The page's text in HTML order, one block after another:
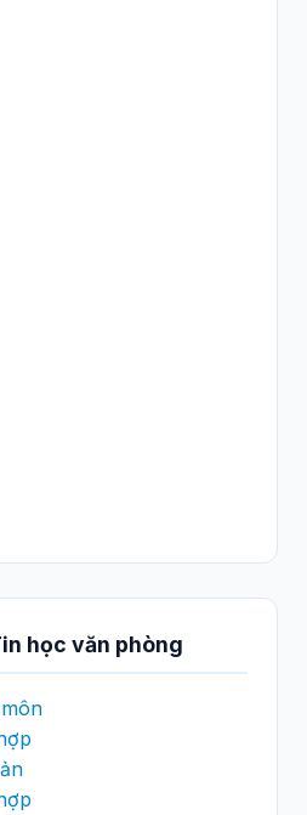
học văn phòng